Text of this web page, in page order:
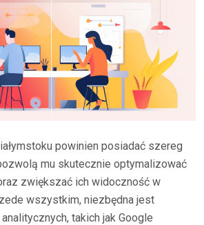
powinien posiadać szereg
mu skutecznie optymalizować
zwiększać ich widoczność w
wszystkim, niezbędna jest
takich jak Google